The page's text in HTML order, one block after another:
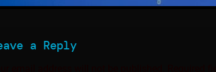
a Reply